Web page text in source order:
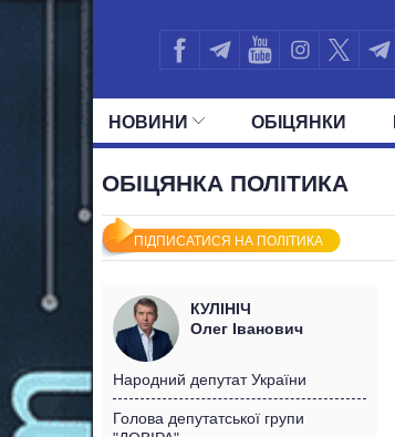
НОВИНИ ОБIЦЯНКИ
ОБІЦЯНКА ПОЛІТИКА
ПІДПИСАТИСЯ НА ПОЛІТИКА
КУЛІНІЧ
Олег Іванович
Народний депутат України
Голова депутатської групи